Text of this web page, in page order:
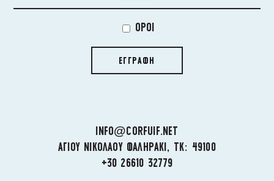
ΟΡΟΙ
ΕΓΓΡΑΦΗ
INFO@CORFUIF.NET
ΑΓΙΟΥ ΝΙΚΟΛΑΟΥ ΦΑΛΗΡΑΚΙ, ΤΚ: 49100
+30 26610 32779